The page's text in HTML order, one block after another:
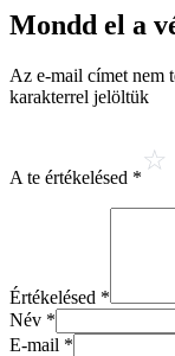
Mondd el a
Az e-mail címet nem
karakterrel jelöltük
A te értékelésed *
Értékelésed *
Név *
E-mail *